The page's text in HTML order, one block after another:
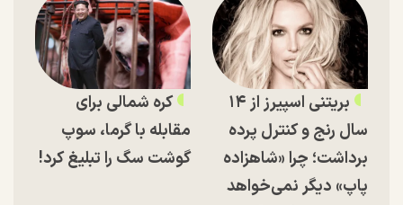
بریتنی اسپیرز از ۱۴
سال رنج و کنترل پرده
برداشت؛ چرا «شاهزاده
پاپ» دیگر نمی‌خواهد
کره شمالی برای
مقابله با گرما، سوپ
گوشت سگ را تبلیغ کرد!